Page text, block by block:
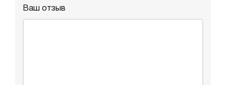
Ваш отзыв